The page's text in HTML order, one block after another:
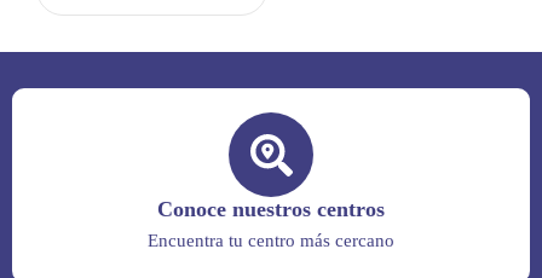
Conoce nuestros centros
Encuentra tu centro más cercano